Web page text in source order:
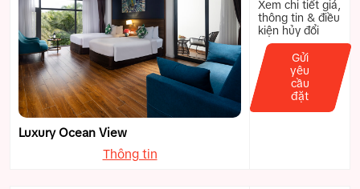
Luxury Ocean View
Thông tin
Xem chi tiết giá,
thông tin & điều
kiện hủy đổi
Gửi
yêu
cầu
đặt